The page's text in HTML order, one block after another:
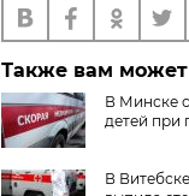
Также вам
В Минске
детей при
В